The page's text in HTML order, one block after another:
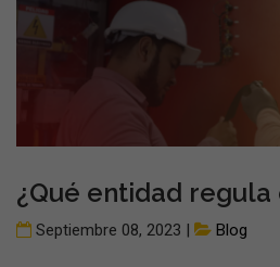
¿Qué entidad regula
Septiembre 08, 2023 | Blog